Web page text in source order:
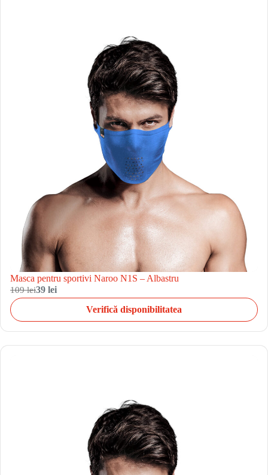
Masca pentru sportivi Naroo N1S – Albastru
109 lei39 lei
Verifică disponibilitatea